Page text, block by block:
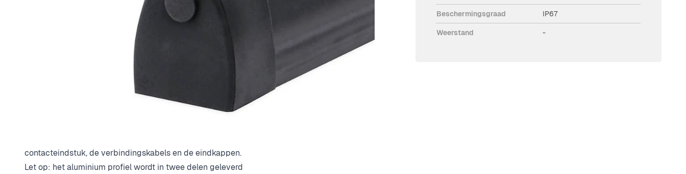
Bircher ExpertLine doorvoerlijst van 2000 mm. De doorvoerlijst heeft een profiel van 49 mm
en is voorzien van een aluminium profiel. De veiligheidslijst wordt geleverd inclusief 2 meter
De ExpertLine lijsten zijn geschikt voor een weerstand van 8k2 en ze zijn voorzien van een 2
aderige aansluitkabel. De ExpertLine lijsten voldoen aan de hoogte Categorie 3
Bij het bestellen van een complete Bircher ExpertLine doorvoerlijst ontvang je alle benodigde
onderdelen. Je hoeft de veiligheidslijst alleen zelf nog in elkaar te zetten. De montage van de
contacteindstuk, de verbindingskabels en de eindkappen.
Let op: het aluminium profiel wordt in twee delen geleverd
Beschermingsgraad IP67
Weerstand -